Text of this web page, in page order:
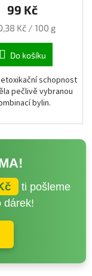
99 Kč
Kč / 100 g
Do košíku
schopnost
pečlivě vybranou
bylin.
ti pošleme
dárek!